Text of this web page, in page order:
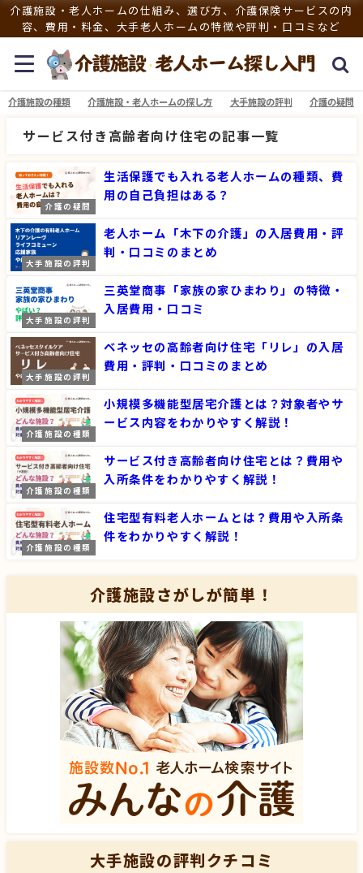
介護施設・老人ホームの仕組み、選び方、介護保険サービスの内
容、費用・料金、大手老人ホームの特徴や評判・口コミなど
介護施設の種類 介護施設・老人ホームの探し方 大手施設の評判 介護の疑問
サービス付き高齢者向け住宅の記事一覧
介護の疑問
生活保護でも入れる老人ホームの種類、費
用の自己負担はある？
大手施設の評判
老人ホーム「木下の介護」の入居費用・評
判・口コミのまとめ
大手施設の評判
三英堂商事「家族の家ひまわり」の特徴・
入居費用・口コミ
大手施設の評判
ベネッセの高齢者向け住宅「リレ」の入居
費用・評判・口コミのまとめ
介護施設の種類
小規模多機能型居宅介護とは？対象者やサ
ービス内容をわかりやすく解説！
介護施設の種類
サービス付き高齢者向け住宅とは？費用や
入所条件をわかりやすく解説！
介護施設の種類
住宅型有料老人ホームとは？費用や入所条
件をわかりやすく解説！
介護施設さがしが簡単！
大手施設の評判クチコミ